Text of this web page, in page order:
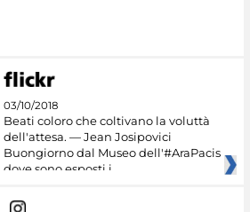
03/10/2018
Beati coloro che coltivano la voluttà
dell'attesa. — Jean Josipovici
Buongiorno dal Museo dell'#AraPacis
dove sono esposti i